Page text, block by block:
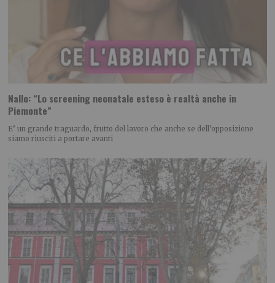
Nallo: “Lo screening neonatale esteso è realtà anche in
Piemonte”
E’ un grande traguardo, frutto del lavoro che anche se dell’opposizione
siamo riusciti a portare avanti